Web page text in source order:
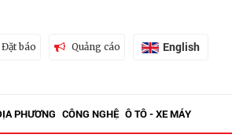
Đặt báo Quảng cáo English
PHƯƠNG CÔNG NGHỆ Ô TÔ - XE MÁY